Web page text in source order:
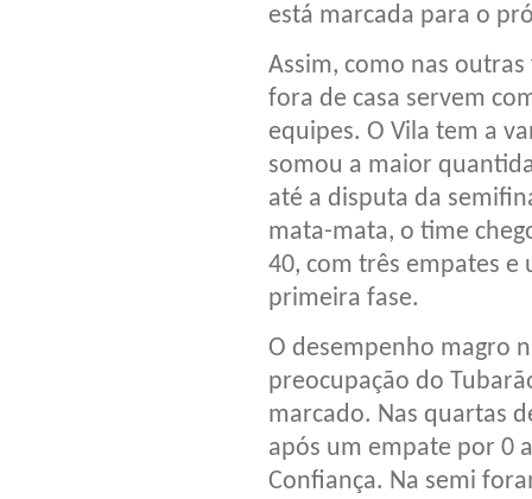
está marcada para o
Assim, como nas
fora de casa servem
equipes. O Vila tem a
somou a maior
até a disputa da
mata-mata, o time
40, com três empates e
primeira fase.
O desempenho magro
preocupação do
marcado. Nas quartas
após um empate por 0
Confiança. Na semi